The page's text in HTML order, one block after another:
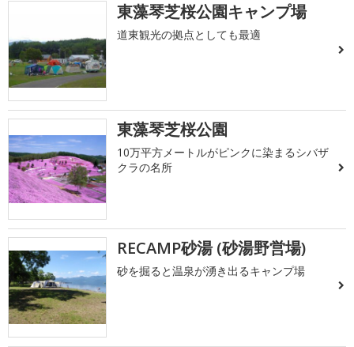
東藻琴芝桜公園キャンプ場
道東観光の拠点としても最適
東藻琴芝桜公園
10万平方メートルがピンクに染まるシバザ
クラの名所
RECAMP砂湯 (砂湯野営場)
砂を掘ると温泉が湧き出るキャンプ場